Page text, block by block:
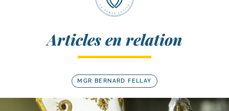
Articles en relation
MGR BERNARD FELLAY